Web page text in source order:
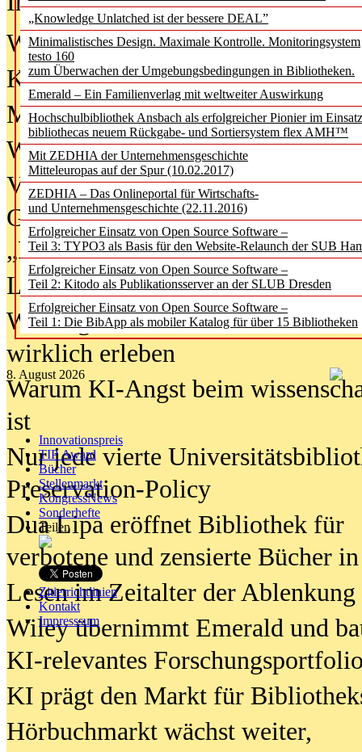
„Knowledge Unlatched ist der bessere DEAL”
Minimalistisches Design. Maximale Kontrolle. Monitoringsystem
testo 160
zum Überwachen der Umgebungsbedingungen in Bibliotheken.
Emerald – Ein Familienverlag mit weltweiter Auswirkung
Hochschulbibliothek Ansbach als erfolgreicher Pionier im
bibliothecas neuem Rückgabe- und Sortiersystem flex AMH™
Mit ZEDHIA der Unternehmensgeschichte
Mitteleuropas auf der Spur (10.02.2017)
ZEDHIA – Das Onlineportal für Wirtschafts-
und Unternehmensgeschichte (22.11.2016)
Erfolgreicher Einsatz von Open Source Software –
Teil 3: TYPO3 als Basis für den Website-Relaunch der SUB
Erfolgreicher Einsatz von Open Source Software –
Teil 2: Kitodo als Publikationsserver an der SLUB Dresden
Erfolgreicher Einsatz von Open Source Software –
Teil 1: Die BibApp als mobiler Katalog für über 15 Bibliotheken
8. August 2026
Innovationspreis
TIP Award
Bücher
Stellenmarkt
KongressNews
Sonderhefte
Teilen
Zitierrichtlinien
Kontakt
Impresssum
Was Hochschul­bibliotheken von
Kinder in der digitalen Welt
Metadaten als Infrastruktur
Wenn Bots katalogisieren
Von Abschlusskleidern bis
Geisterjagd-Ausrüstung in der
„Library of Things“ unterwegs
Lesen als Infrastrukturaufgabe
Wie Jugendliche Social Media
wirklich erleben
Warum KI-Angst beim
ist
Nur jede vierte
Preservation-Policy
Dua Lipa eröffnet Bibliothek für
verbotene und zensierte Bücher
Lesen im Zeitalter der Ablenkung
Wiley übernimmt Emerald und
KI-relevantes
KI prägt den Markt für
Hörbuchmarkt wächst weiter,